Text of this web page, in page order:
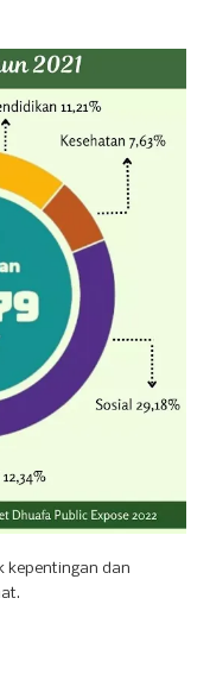
kepentingan dan